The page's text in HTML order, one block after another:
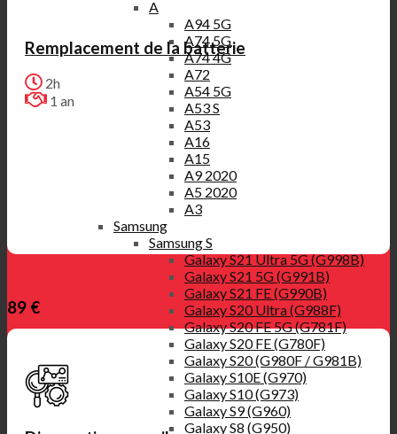
A
A94 5G
A74 5G
A74 4G
A72
A54 5G
A53 S
A53
A16
A15
A9 2020
A5 2020
A3
Samsung
Samsung S
Galaxy S21 Ultra 5G (G998B)
Galaxy S21 5G (G991B)
Galaxy S21 FE (G990B)
Galaxy S20 Ultra (G988F)
Galaxy S20 FE 5G (G781F)
Galaxy S20 FE (G780F)
Galaxy S20 (G980F / G981B)
Galaxy S10E (G970)
Galaxy S10 (G973)
Galaxy S9 (G960)
Galaxy S8 (G950)
Remplacement de la batterie
2h
1 an
89 €